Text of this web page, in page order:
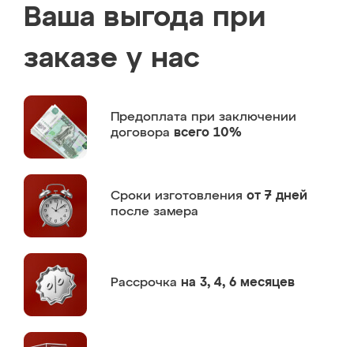
Ваша выгода при
заказе у нас
Предоплата при заключении
договора всего 10%
Сроки изготовления от 7 дней
после замера
Рассрочка на 3, 4, 6 месяцев